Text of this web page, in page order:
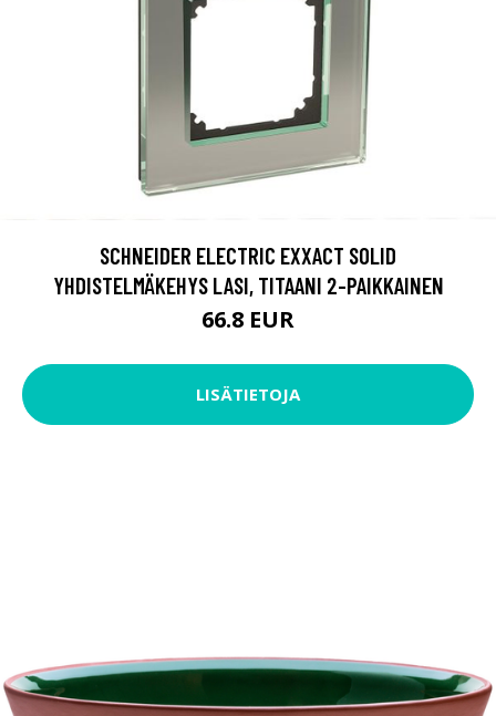
SCHNEIDER ELECTRIC EXXACT SOLID
YHDISTELMÄKEHYS LASI, TITAANI 2-PAIKKAINEN
66.8 EUR
LISÄTIETOJA